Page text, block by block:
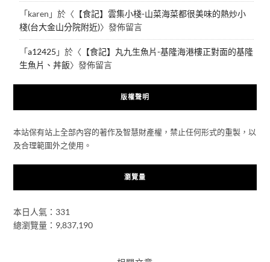
「karen 」於〈 【食記】雲集小棧-山菜海菜都很美味的熱炒小
棧(台大金山分院附近)〉發佈留言
「a12425 」於〈 【食記】丸九生魚片-基隆海港樓正對面的基隆
生魚片、丼飯〉發佈留言
版權聲明
本站保有站上全部內容的著作及智慧財產權，禁止任何形式的重製，以
及合理範圍外之使用。
瀏覽量
本日人氣：331
總瀏覽量：9,837,190